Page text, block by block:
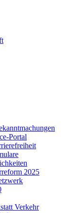
Portal
2025
Verkehr